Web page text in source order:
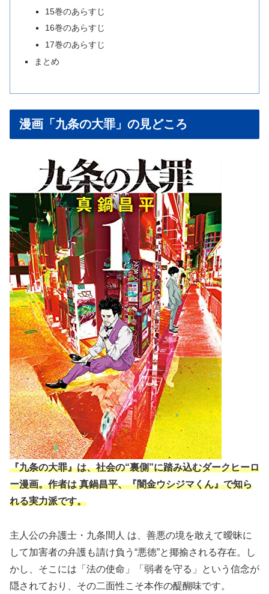
15巻のあらすじ
16巻のあらすじ
17巻のあらすじ
まとめ
漫画「九条の大罪」の見どころ
『九条の大罪』は、社会の“裏側”に踏み込むダークヒーロ
ー漫画。作者は 真鍋昌平、『闇金ウシジマくん』で知ら
れる実力派です。
主人公の弁護士・九条間人 は、善悪の境を敢えて曖昧に
して加害者の弁護も請け負う“悪徳”と揶揄される存在。し
かし、そこには「法の使命」「弱者を守る」という信念が
隠されており、その二面性こそ本作の醍醐味です。